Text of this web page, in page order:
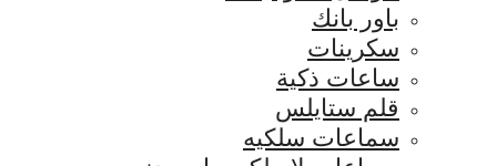
باور بانك
سكرينات
ساعات ذكية
قلم ستايلس
سماعات سلكيه